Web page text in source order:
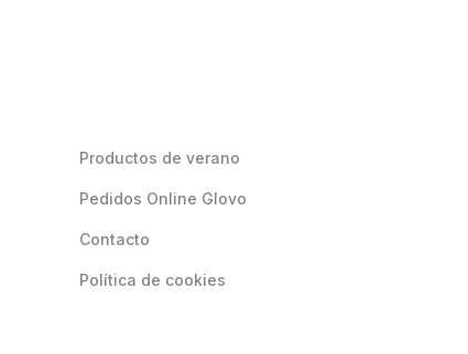
Productos de verano
Pedidos Online Glovo
Contacto
Política de cookies